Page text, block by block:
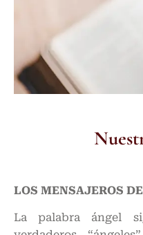
LOS MENSAJEROS
La palabra ángel